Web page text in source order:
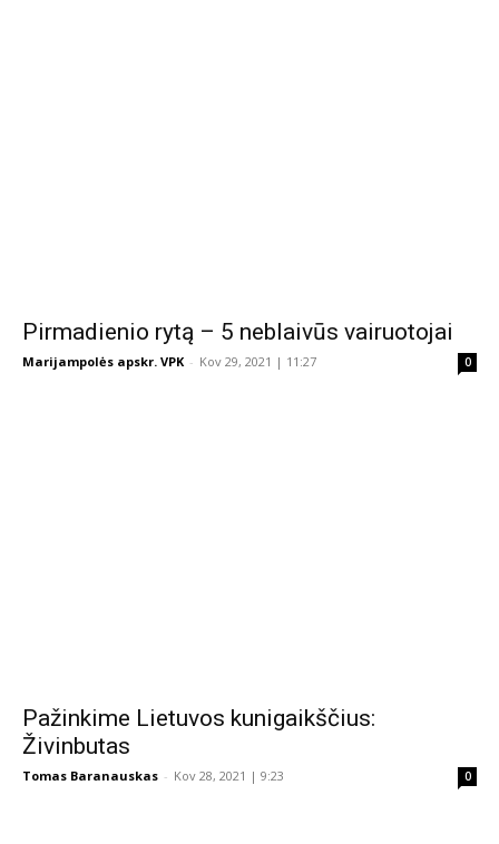
Pirmadienio rytą – 5 neblaivūs vairuotojai
Marijampolės apskr. VPK - Kov 29, 2021 | 11:27 0
Pažinkime Lietuvos kunigaikščius:
Živinbutas
Tomas Baranauskas - Kov 28, 2021 | 9:23 0